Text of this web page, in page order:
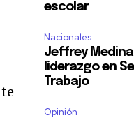
escolar
Nacionales
Jeffrey
liderazgo en
Trabajo
Opinión